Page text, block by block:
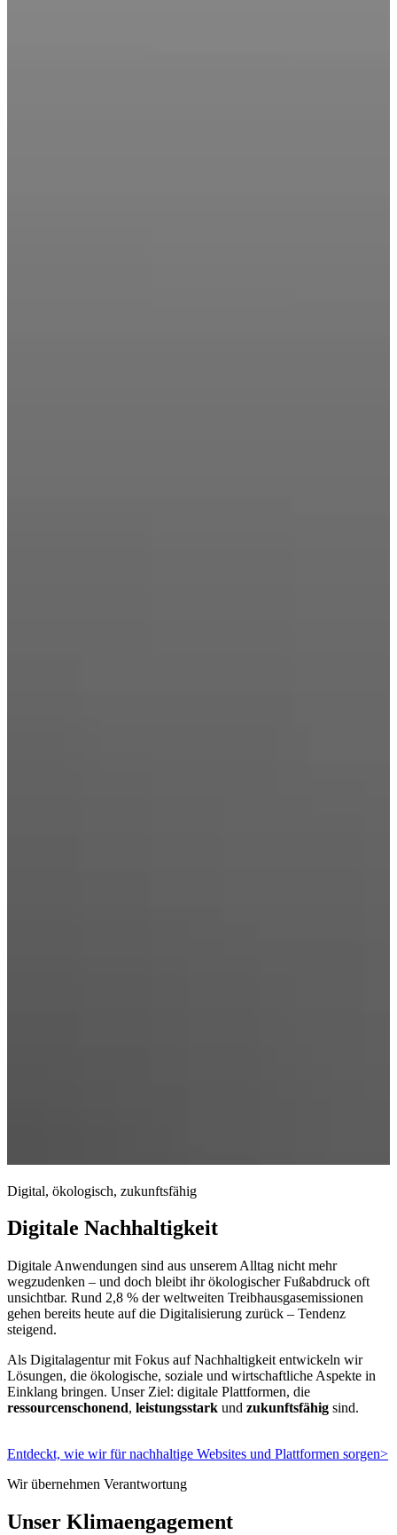
Digital, ökologisch, zukunftsfähig
Digitale Nachhaltigkeit
Digitale Anwendungen sind aus unserem Alltag nicht mehr
wegzudenken – und doch bleibt ihr ökologischer Fußabdruck oft
unsichtbar. Rund 2,8 % der weltweiten Treibhausgasemissionen
gehen bereits heute auf die Digitalisierung zurück – Tendenz
steigend.
Als Digitalagentur mit Fokus auf Nachhaltigkeit entwickeln wir
Lösungen, die ökologische, soziale und wirtschaftliche Aspekte in
Einklang bringen. Unser Ziel: digitale Plattformen, die
ressourcenschonend, leistungsstark und zukunftsfähig sind.
Entdeckt, wie wir für nachhaltige Websites und Plattformen sorgen>
Wir übernehmen Verantwortung
Unser Klimaengagement